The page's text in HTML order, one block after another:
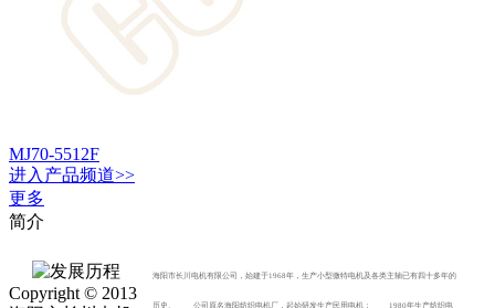
MJ70-5512F
进入 产品频道>>
更多
简介
海阳市长川电机有限公司，始建于1968年，生产小型微特电机及各类主轴已有四十多年的
历史。 公司原名海阳纺织电机厂，起始研发生产民用电机； 1980年生产纺织电
Copyright © 2013